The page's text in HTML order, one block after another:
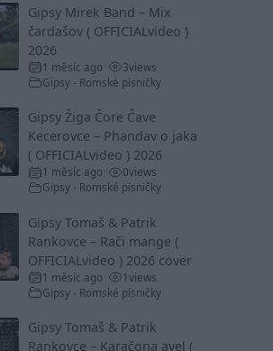
Gipsy Mirek Band – Mix
čardašov ( OFFICIALvideo )
2026
1 měsíc ago 3views
Gipsy - Romské písničky
Gipsy Žiga Čore Čave
Kecerovce – Phandav o jaka
( OFFICIALvideo ) 2026
1 měsíc ago 0views
Gipsy - Romské písničky
Gipsy Tomaš & Patrik
Rankovce – Rači mange (
OFFICIALvideo ) 2026 cover
1 měsíc ago 1views
Gipsy - Romské písničky
Gipsy Tomaš & Patrik
Rankovce – Karačona avel (